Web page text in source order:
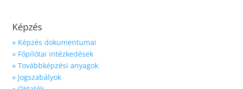
Képzés
» Képzés dokumentumai
» Főpilótai intézkedések
» Továbbképzési anyagok
» Jogszabályok